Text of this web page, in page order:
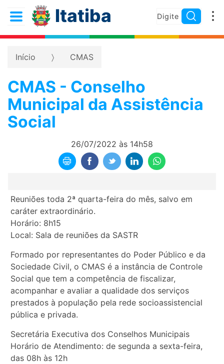
Itatiba
Início CMAS
CMAS - Conselho
Municipal da Assistência
Social
26/07/2022 às 14h58
Reuniões toda 2ª quarta-feira do mês, salvo em
caráter extraordinário.
Horário: 8h15
Local: Sala de reuniões da SASTR
Formado por representantes do Poder Público e da
Sociedade Civil, o CMAS é a instância de Controle
Social que tem a competência de fiscalizar,
acompanhar e avaliar a qualidade dos serviços
prestados à população pela rede socioassistencial
pública e privada.
Secretária Executiva dos Conselhos Municipais
Horário de Atendimento: de segunda a sexta-feira,
das 08h às 12h